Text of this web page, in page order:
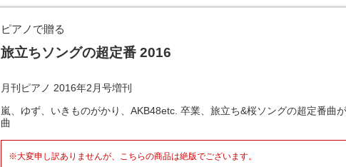
ピアノで贈る
旅立ちソングの超定番 2016
月刊ピアノ 2016年2月号増刊
嵐、ゆず、いきものがかり、AKB48etc. 卒業、旅立ち&桜ソングの超定番曲
曲
※大変申し訳ありませんが、こちらの商品は絶版でございます。